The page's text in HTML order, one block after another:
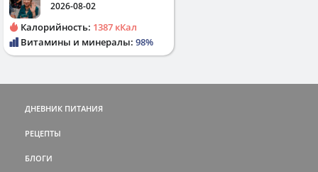
2026-08-02
Калорийность: 1387 кКал
Витамины и минералы: 98%
ДНЕВНИК ПИТАНИЯ
РЕЦЕПТЫ
БЛОГИ